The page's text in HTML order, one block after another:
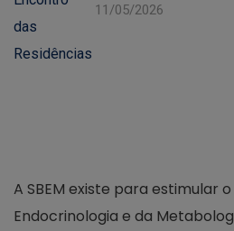
11/05/2026
A SBEM existe para estimular
Endocrinologia e da